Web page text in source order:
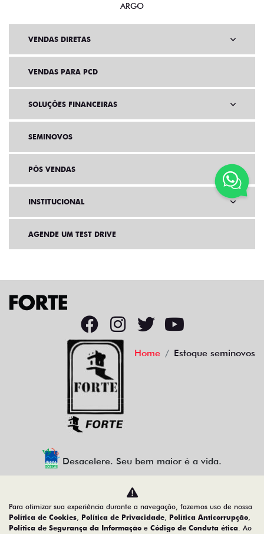
ARGO
VENDAS DIRETAS
VENDAS PARA PCD
SOLUÇÕES FINANCEIRAS
SEMINOVOS
PÓS VENDAS
INSTITUCIONAL
AGENDE UM TEST DRIVE
Home Estoque seminovos
Desacelere. Seu bem maior é a vida.
CMJ - COMERCIO DE VEICULOS LTDA.
05.026.792/0004-30
Para otimizar sua experiência durante a navegação, fazemos uso de nossa
Política de Cookies, Política de Privacidade, Política Anticorrupção,
Política de Segurança da Informação e Código de Conduta ética. Ao